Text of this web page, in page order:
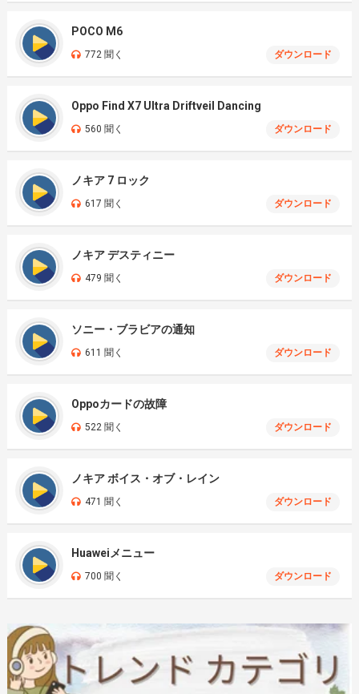
POCO M6
772 聞く ダウンロード
Oppo Find X7 Ultra Driftveil Dancing
560 聞く ダウンロード
ノキア 7 ロック
617 聞く ダウンロード
ノキア デスティニー
479 聞く ダウンロード
ソニー・ブラビアの通知
611 聞く ダウンロード
Oppoカードの故障
522 聞く ダウンロード
ノキア ボイス・オブ・レイン
471 聞く ダウンロード
Huaweiメニュー
700 聞く ダウンロード